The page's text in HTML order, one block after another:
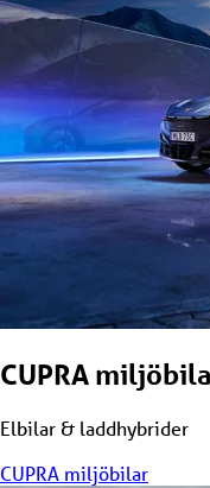
CUPRA
Elbilar & laddhybrider
CUPRA miljöbilar